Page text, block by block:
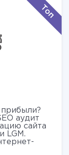
аудит
сайта
LGM.
Почему